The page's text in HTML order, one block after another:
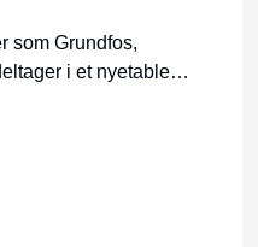
som Grundfos,
i et nyetableret